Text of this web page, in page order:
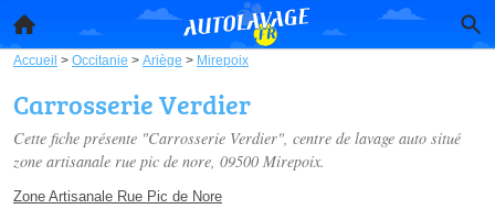
Accueil > Occitanie > Ariège > Mirepoix
Carrosserie Verdier
Cette fiche présente "Carrosserie Verdier", centre de lavage auto situé
zone artisanale rue pic de nore, 09500 Mirepoix.
Zone Artisanale Rue Pic de Nore